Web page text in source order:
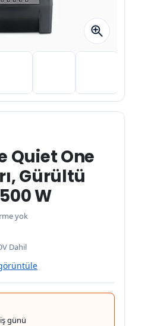
Quiet One
Gürültü
W
yok
Dahil
günü